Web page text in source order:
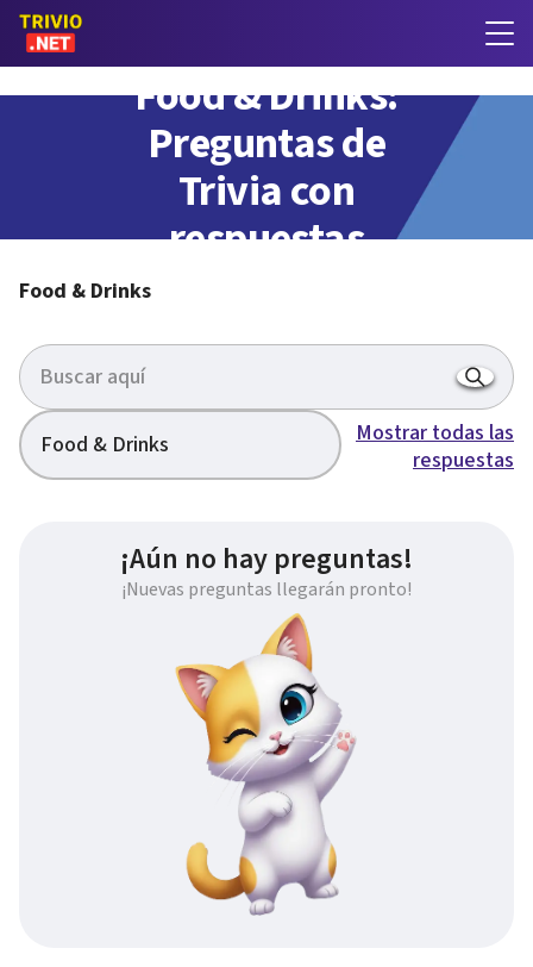
Food & Drinks:
Preguntas de
Trivia con
respuestas
Food & Drinks
Food & Drinks
Mostrar todas las
respuestas
¡Aún no hay preguntas!
¡Nuevas preguntas llegarán pronto!